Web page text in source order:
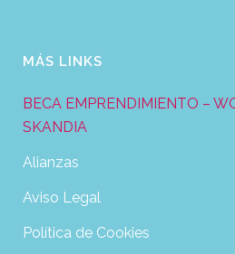
MÁS LINKS
BECA EMPRENDIMIENTO –
SKANDIA
Alianzas
Aviso Legal
Política de Cookies